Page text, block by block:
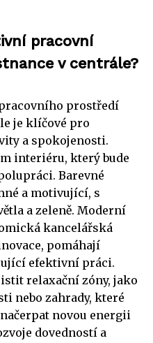
pracovní
v centrále?
prostředí
je klíčové pro
a spokojenosti.
interiéru, který bude
Barevné
a motivující, s
a zeleně. Moderní
kancelářská
pomáhají
efektivní práci.
relaxační zóny, jako
nebo zahrady, které
novou energii
dovedností a